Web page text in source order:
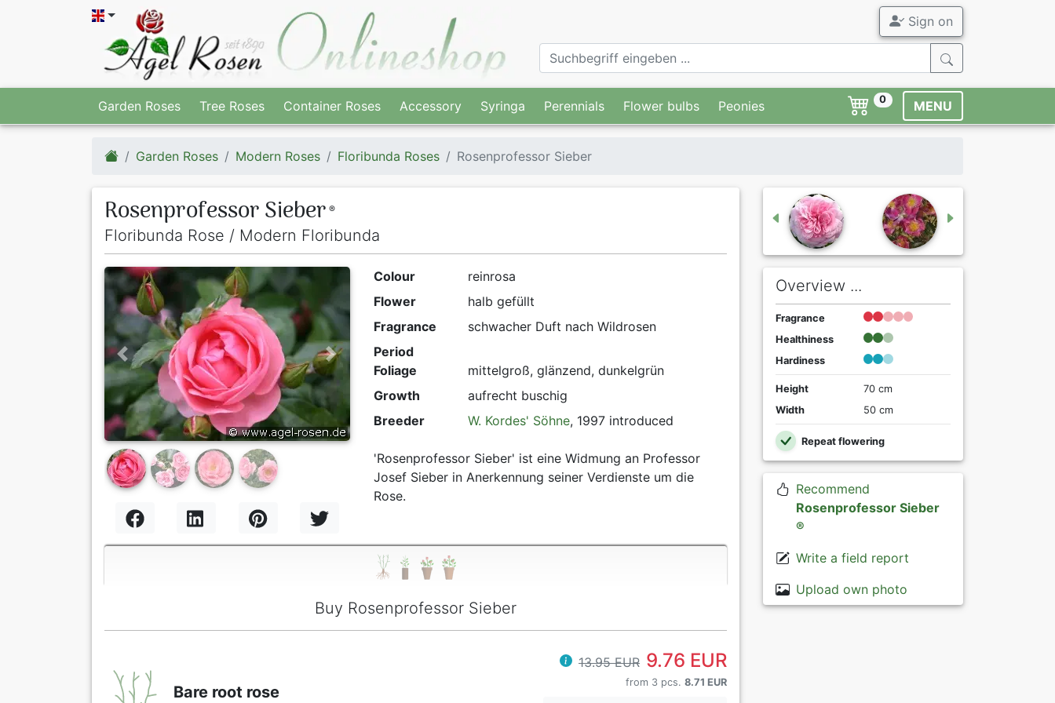
Sign on
Garden Roses Tree Roses Container Roses Accessory Syringa Perennials Flower bulbs Peonies 0 MENU
Garden Roses Modern Roses Floribunda Roses Rosenprofessor Sieber
Rosenprofessor Sieber ®
Floribunda Rose / Modern Floribunda
Previous Next
Colour
reinrosa
Flower
halb gefüllt
Fragrance
schwacher Duft nach Wildrosen
Period
Foliage
mittelgroß, glänzend, dunkelgrün
Growth
aufrecht buschig
Breeder
W. Kordes' Söhne, 1997 introduced
'Rosenprofessor Sieber' ist eine Widmung an Professor
Josef Sieber in Anerkennung seiner Verdienste um die
Rose.
Buy Rosenprofessor Sieber
Bare root rose
13.95 EUR 9.76 EUR
from 3 pcs. 8.71 EUR
Overview ...
Fragrance
Healthiness
Hardiness
Height
70 cm
Width
50 cm
Repeat flowering
Recommend
Rosenprofessor Sieber
®
Write a field report
Upload own photo